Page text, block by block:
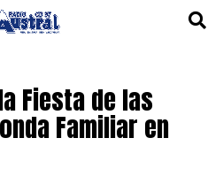
Fiesta de las
Familiar en